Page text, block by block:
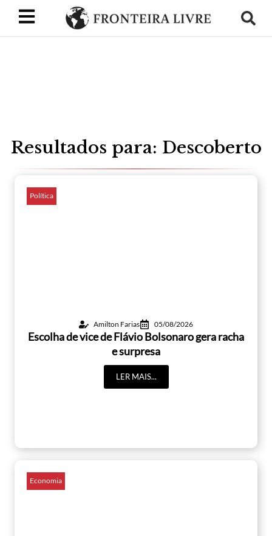
Resultados para: Descoberto
Política
Amilton Farias 05/08/2026
Escolha de vice de Flávio Bolsonaro gera racha
e surpresa
LER MAIS...
Economia